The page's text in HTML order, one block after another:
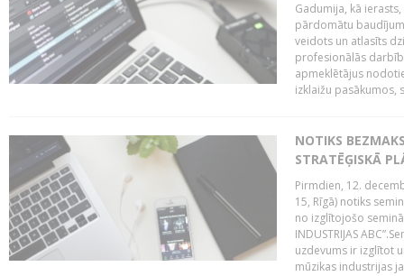
Gadumija, kā
pārdomātu
veidots un atlasīts
profesionālās
apmeklētājus
izklaižu pasākumos,
NOTIKS
STRATĒĢISKĀ
Pirmdien, 12.
15, Rīgā) notiks
no izglītojošo
INDUSTRIJAS
uzdevums ir izglītot
mūzikas industrijas